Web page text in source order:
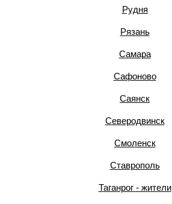
Рудня
Рязань
Самара
Сафоново
Саянск
Северодвинск
Смоленск
Ставрополь
Таганрог - жители